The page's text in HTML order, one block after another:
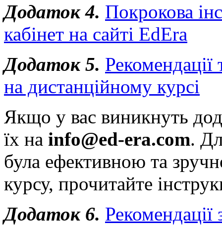
Додаток 4. Покрокова
кабінет на сайті EdEra
Додаток 5.
на дистанційному курсі
Якщо у вас виникнуть
їх на info@ed-era.com.
була ефективною та
курсу, прочитайте
Додаток 6. Рекомендації